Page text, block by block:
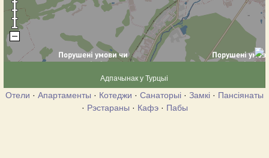
Адпачынак у Турцыі
Отели · Апартаменты · Котеджи · Санаторыі · Замкі · Пансіянаты
· Рэстараны · Кафэ· Пабы